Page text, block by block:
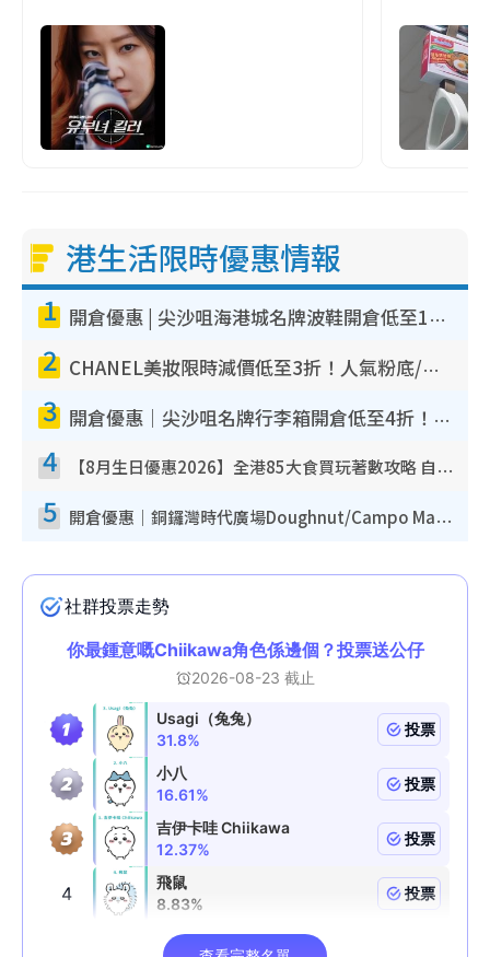
港生活限時優惠情報
1 開倉優惠 | 尖沙咀海港城名牌波鞋開倉低至1折！On鞋$899起／Joy&Peace鞋履$98起
2 CHANEL美妝限時減價低至3折！人氣粉底/唇膏/精華液低至$275！COCO香水都有平
3 開倉優惠｜尖沙咀名牌行李箱開倉低至4折！一連5日 American Tourister/ace./Hallmark $200起！
4 【8月生日優惠2026】全港85大食買玩著數攻略 自助餐/火鍋放題同行免費＋誠品/DONKI送現金券
5 開倉優惠｜銅鑼灣時代廣場Doughnut/Campo Marzio開倉低至1折！背囊、書包、手袋劈價$200起